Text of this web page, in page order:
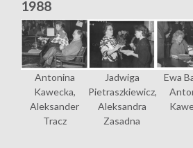
1988
Antonina
Kawecka,
Aleksander
Tracz
Jadwiga
Pietraszkiewicz,
Aleksandra
Zasadna
Ewa